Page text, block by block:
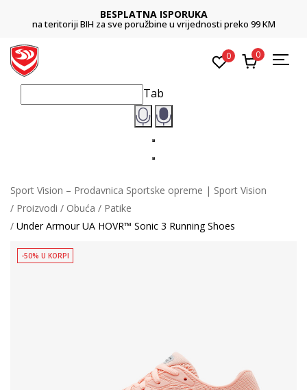
BESPLATNA ISPORUKA
na teritoriji BIH za sve poružbine u vrijednosti preko 99 KM
0 0
Tab
Sport Vision – Prodavnica Sportske opreme | Sport Vision
Proizvodi
Obuća
Patike
Under Armour UA HOVR™ Sonic 3 Running Shoes
-50% U KORPI